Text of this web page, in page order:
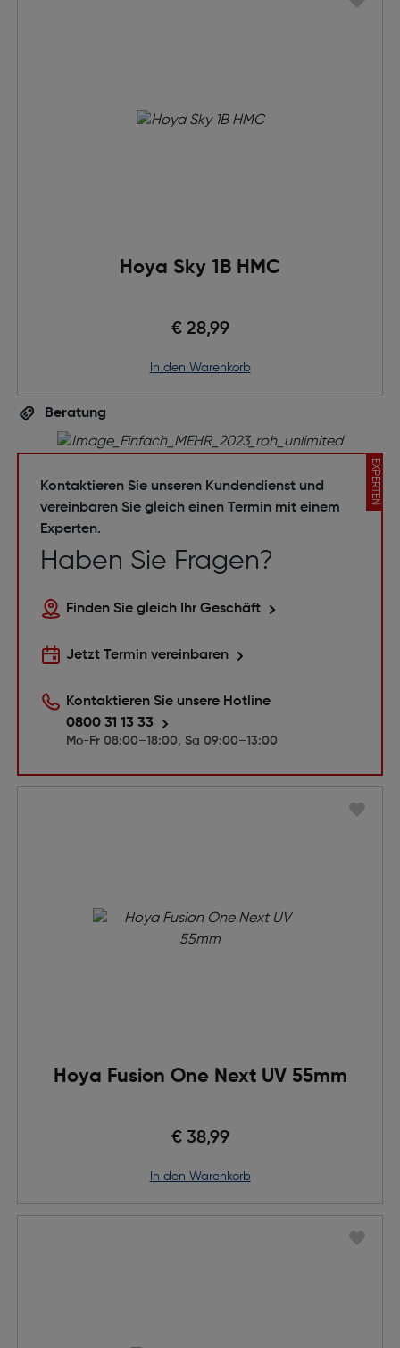
Hoya Sky 1B HMC
€ 28,99
in den Warenkorb
Beratung
EXPERTEN
Kontaktieren Sie unseren Kundendienst und
vereinbaren Sie gleich einen Termin mit einem
Experten.
Haben Sie Fragen?
Finden Sie gleich Ihr Geschäft
Jetzt Termin vereinbaren
Kontaktieren Sie unsere Hotline
0800 31 13 33
Mo-Fr 08:00–18:00, Sa 09:00–13:00
Hoya Fusion One Next UV 55mm
€ 38,99
in den Warenkorb